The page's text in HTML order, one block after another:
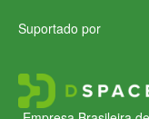
Suportado por